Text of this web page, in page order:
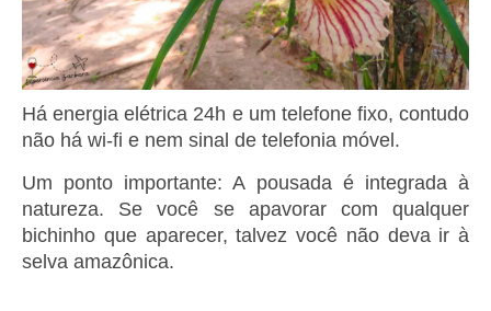
Há energia elétrica 24h e um telefone fixo, contudo
não há wi-fi e nem sinal de telefonia móvel.
Um ponto importante: A pousada é integrada à
natureza. Se você se apavorar com qualquer
bichinho que aparecer, talvez você não deva ir à
selva amazônica.